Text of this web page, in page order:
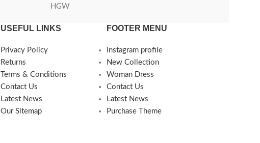
HGW
USEFUL LINKS
Privacy Policy
Returns
Terms & Conditions
Contact Us
Latest News
Our Sitemap
FOOTER MENU
Instagram profile
New Collection
Woman Dress
Contact Us
Latest News
Purchase Theme